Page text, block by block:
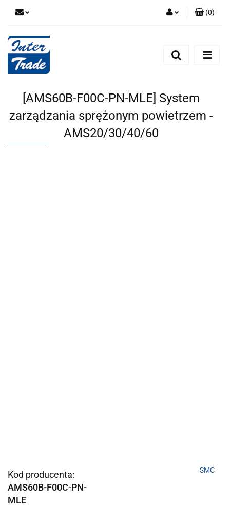
Zarejestruj się
(0)
[AMS60B-F00C-PN-MLE] System
zarządzania sprężonym powietrzem -
AMS20/30/40/60
Kod producenta:
AMS60B-F00C-PN-
MLE
SMC